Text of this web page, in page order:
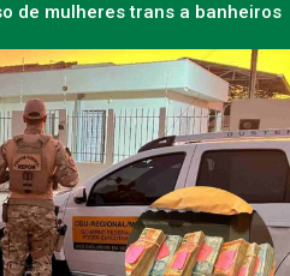
de mulheres trans a banheiros